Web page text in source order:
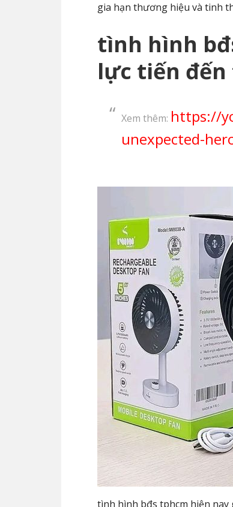
gia hạn thương hiệu và tinh
tình hình
lực tiến
Xem thêm: https://
unexpected-
tình hình bđs tphcm hiện